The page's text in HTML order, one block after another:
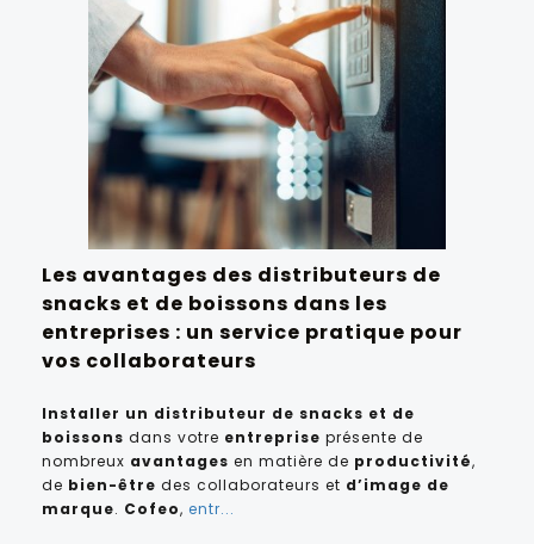
Les avantages des distributeurs de
snacks et de boissons dans les
entreprises : un service pratique pour
vos collaborateurs
Installer un distributeur de snacks et de
boissons dans votre entreprise présente de
nombreux avantages en matière de productivité,
de bien-être des collaborateurs et d’image de
marque. Cofeo, entr...